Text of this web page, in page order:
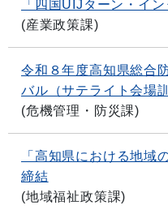
「四国UIJターン・イ
(産業政策課)
令和８年度高知県総合
バル（サテライト会場訓
(危機管理・防災課)
「高知県における地域
締結
(地域福祉政策課)